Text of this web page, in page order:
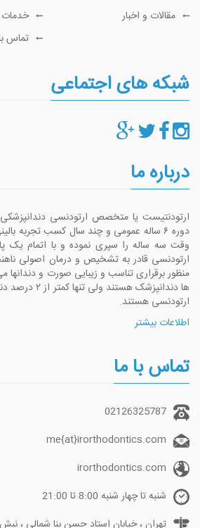
خدمات
مقالات و اخبار
تماس
شبکه های اجتماعی
درباره ما
ارتودنتیست یا متخصص ارتودنسی
دوره ۶ ساله عمومی و چند سال کسب تجربه
وقت سه ساله را سپری نموده و با اتمام یک
ارتودنسی قادر به تشخیص و درمان اصولی
منظور برقراری تناسب و زیبایی صورت و دندانها
ها دندانپزشک
ارتودنسی هستند.
اطلاعات بیشتر
تماس با ما
02126325787
me{at}irorthodontics.com
irorthodontics.com
شنبه تا چهار شنبه 8:00 تا 21:00
تهران ، خیابان استاد حسن بنا شمالی ،